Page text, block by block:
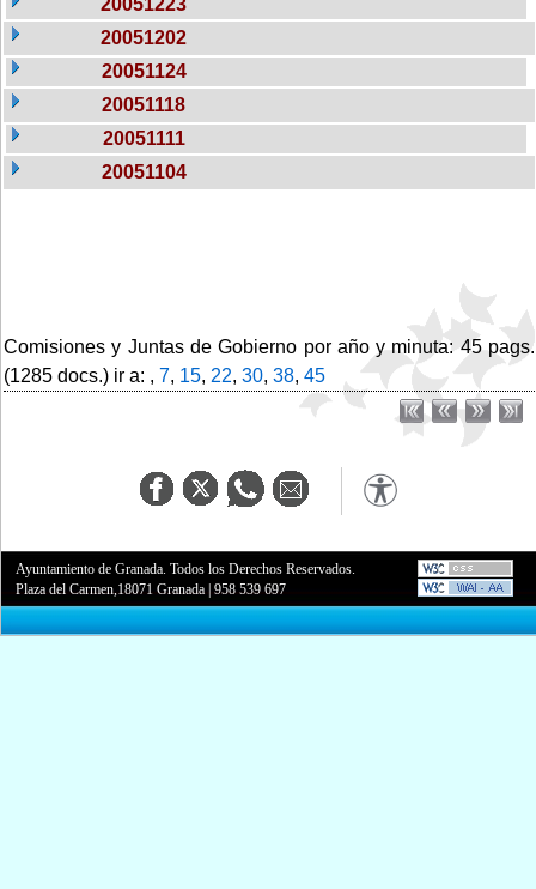
20051202
20051124
20051118
20051111
20051104
Comisiones y Juntas de Gobierno por año y minuta: 45 pags.
(1285 docs.) ir a: , 7, 15, 22, 30, 38, 45
Ayuntamiento de Granada. Todos los Derechos Reservados.
Plaza del Carmen,18071 Granada |958 539 697